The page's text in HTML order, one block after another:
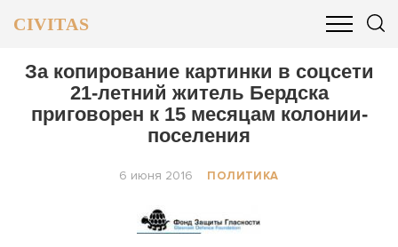
CIVITAS
ОБЩЕСТВО БИЗНЕС И ФИНАНСЫ
За копирование картинки в соцсети
21-летний житель Бердска
приговорен к 15 месяцам колонии-
поселения
6 июня 2016 ПОЛИТИКА